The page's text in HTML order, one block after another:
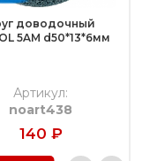
доводочный
5AM d50*13*6мм
Артикул:
noart438
140 ₽